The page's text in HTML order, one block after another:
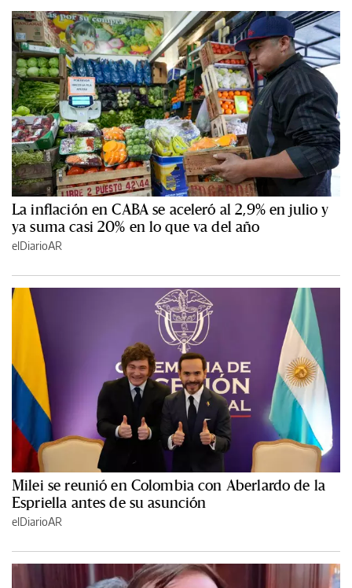
La inflación en CABA se aceleró al 2,9% en julio y
ya suma casi 20% en lo que va del año
elDiarioAR
Milei se reunió en Colombia con Aberlardo de la
Espriella antes de su asunción
elDiarioAR